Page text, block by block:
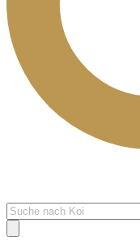
Products
search